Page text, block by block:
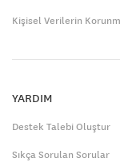
Kişisel Verilerin
YARDIM
Destek Talebi Oluştur
Sıkça Sorulan Sorular